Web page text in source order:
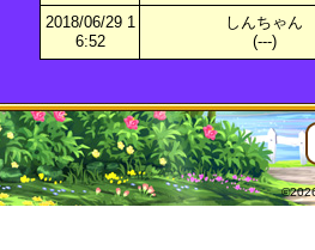
2018/06/29 1
6:52
しんちゃん
(---)